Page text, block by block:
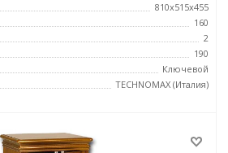
810х515х455
160
2
190
Ключевой
TECHNOMAX (Италия)